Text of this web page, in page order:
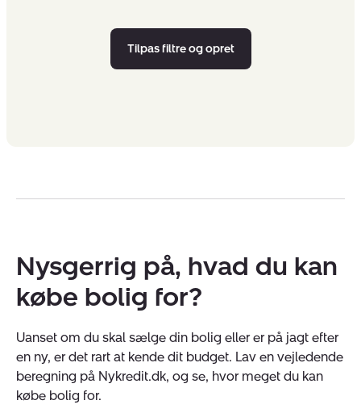
Tilpas filtre og opret
Nysgerrig på, hvad du kan
købe bolig for?
Uanset om du skal sælge din bolig eller er på jagt efter
en ny, er det rart at kende dit budget. Lav en vejledende
beregning på Nykredit.dk, og se, hvor meget du kan
købe bolig for.